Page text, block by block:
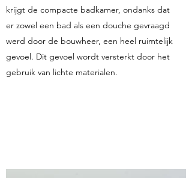
krijgt de compacte badkamer, ondanks dat
er zowel een bad als een douche gevraagd
werd door de bouwheer, een heel ruimtelijk
gevoel. Dit gevoel wordt versterkt door het
gebruik van lichte materialen.